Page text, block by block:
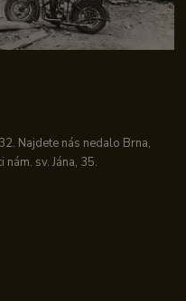
Najdete nás nedalo Brna,
sv. Jána, 35.